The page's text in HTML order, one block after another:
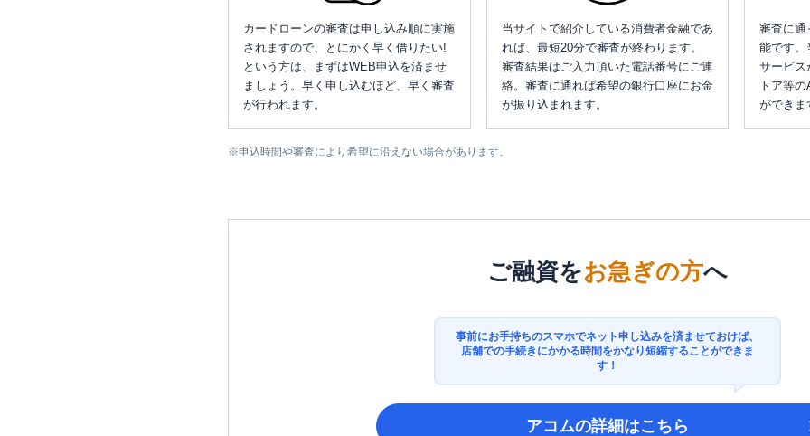
カードローンの審査は申し込み順に実施
されますので、とにかく早く借りたい!
という方は、まずはWEB申込を済ませ
ましょう。早く申し込むほど、早く審査
が行われます。
当サイトで紹介している消費者金融であ
れば、最短20分で審査が終わります。
審査結果はご入力頂いた電話番号にご連
絡。審査に通れば希望の銀行口座にお金
が振り込まれます。
審査に通
能です。
サービス
トア等
ができま
※申込時間や審査により希望に沿えない場合があります。
ご融資をお急ぎの方へ
事前にお手持ちのスマホでネット申し込みを済ませておけば、
店舗での手続きにかかる時間をかなり短縮することができま
す！
アコムの詳細はこちら